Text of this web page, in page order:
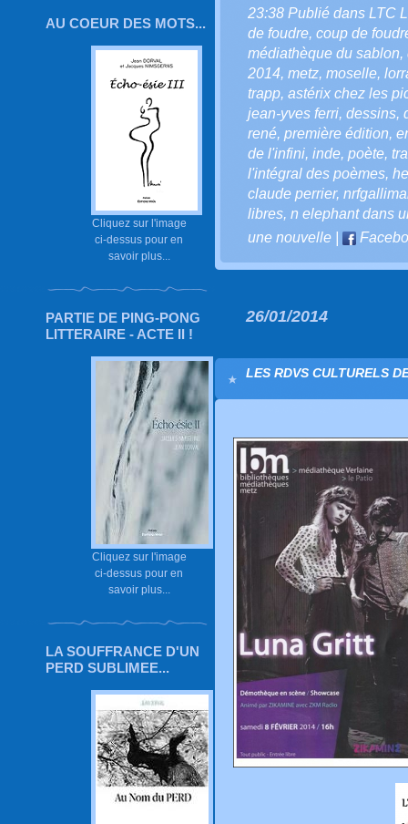
AU COEUR DES MOTS...
Cliquez sur l'image
ci-dessus pour en
savoir plus...
PARTIE DE PING-PONG
LITTERAIRE - ACTE II !
Cliquez sur l'image
ci-dessus pour en
savoir plus...
LA SOUFFRANCE D'UN
PERD SUBLIMEE...
23:38 Publié dans LTC
de foudre, coup de
médiathèque du sablon,
2014, metz, moselle,
trapp, astérix chez les
jean-yves ferri, dessins,
rené, première édition,
de l'infini, inde, poète,
l'intégral des poèmes,
claude perrier,
libres, n elephant dans
une nouvelle
26/01/2014
LES RDVS CULTURELS